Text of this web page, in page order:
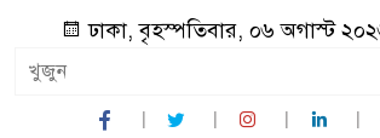
ঢাকা, বৃহস্পতিবার, ০৬ অগাস্ট